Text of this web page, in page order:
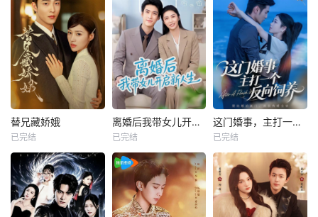
替兄藏娇娥
已完结
离婚后我带女儿开启新人生
已完结
这门婚事，主打一个反向饲养
已完结